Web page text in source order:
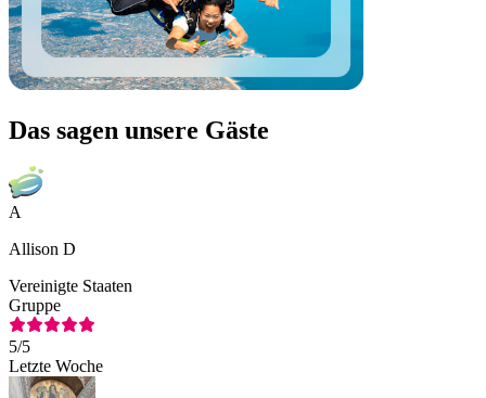
Das sagen unsere Gäste
A
Allison D
Vereinigte Staaten
Gruppe
5/5
Letzte Woche